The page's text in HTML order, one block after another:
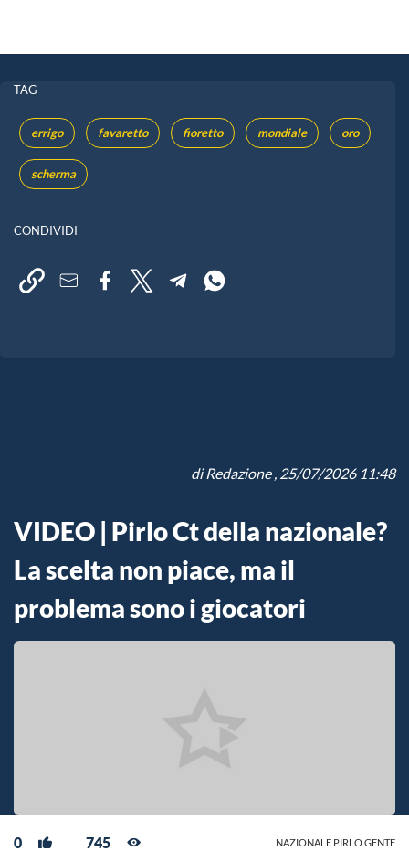
TAG
errigo favaretto fioretto mondiale oro
scherma
CONDIVIDI
diRedazione, 25/07/2026 11:48
VIDEO | Pirlo Ct della nazionale?
La scelta non piace, ma il
problema sono i giocatori
0 745 NAZIONALE PIRLO GENTE